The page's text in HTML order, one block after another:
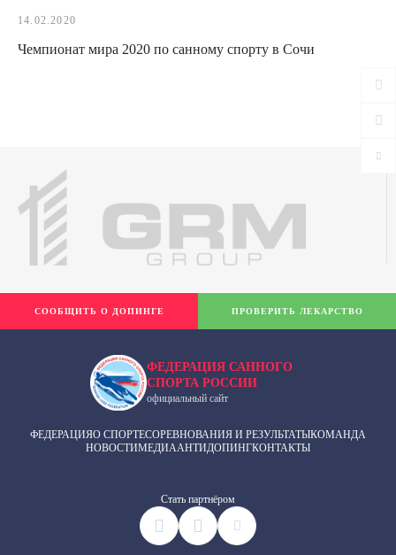
14.02.2020
Чемпионат мира 2020 по санному спорту в Сочи
ФЕДЕРАЦИЯ САННОГО
СПОРТА РОССИИ
официальный сайт
ФЕДЕРАЦИЯО СПОРТЕСОРЕВНОВАНИЯ И РЕЗУЛЬТАТЫКОМАНДА
НОВОСТИМЕДИААНТИДОПИНГКОНТАКТЫ
Cтать партнёром
СООБЩИТЬ О ДОПИНГЕ ПРОВЕРИТЬ ЛЕКАРСТВО